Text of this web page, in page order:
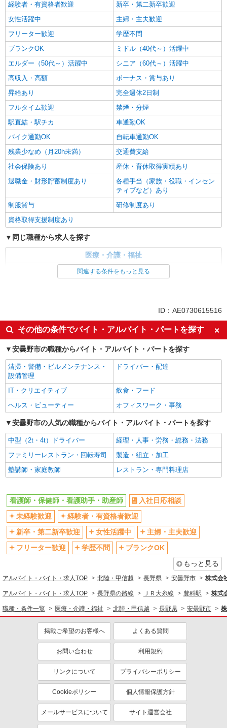
経験者・有資格者歓迎
新卒・第二新卒歓迎
女性活躍中
主婦・主夫歓迎
フリーター歓迎
学歴不問
ブランクOK
ミドル（40代～）活躍中
エルダー（50代～）活躍中
シニア（60代～）活躍中
高収入・高額
ボーナス・賞与あり
昇給あり
完全週休2日制
フルタイム歓迎
禁煙・分煙
駅直結・駅チカ
車通勤OK
バイク通勤OK
自転車通勤OK
残業少なめ（月20h未満）
交通費支給
社会保険あり
産休・育休取得実績あり
退職金・財形貯蓄制度あり
各種手当（家族・役職・インセン
ティブなど）あり
制服貸与
研修制度あり
資格取得支援制度あり
同じ職種から求人を探す
医療・介護・福祉
看護師・保健師・看護助手・助産師
ボーナス・賞与あり
車通勤OK
交通費支給
社会保険あり
産休・育休取得実績あり
関連する条件をもっと見る
ID：AE0730615516
その他の条件でバイト・アルバイト・パートを探す
安曇野市の職種からバイト・アルバイト・パートを探す
清掃・警備・ビルメンテナンス・
設備管理
ドライバー・配達
IT・クリエイティブ
飲食・フード
ヘルス・ビューティー
オフィスワーク・事務
安曇野市の人気の職種からバイト・アルバイト・パートを探す
中型（2t・4t）ドライバー
経理・人事・労務・総務・法務
ファミリーレストラン・回転寿司
製造・組立・加工
塾講師・家庭教師
レストラン・専門料理店
看護師・保健師・看護助手・助産師
入社日応相談
未経験歓迎
経験者・有資格者歓迎
新卒・第二新卒歓迎
女性活躍中
主婦・主夫歓迎
フリーター歓迎
学歴不問
ブランクOK
もっと見る
アルバイト・バイト・求人TOP 北陸・甲信越 長野県 安曇野市 株式会
アルバイト・バイト・求人TOP 長野県の路線 ＪＲ大糸線 豊科駅 株式
職種・条件一覧 医療・介護・福祉 北陸・甲信越 長野県 安曇野市
掲載ご希望のお客様へ よくある質問
お問い合わせ 利用規約
リンクについて プライバシーポリシー
Cookieポリシー 個人情報保護方針
メールサービスについて サイト運営会社